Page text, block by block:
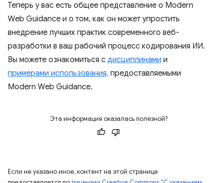
Теперь у вас есть общее представление о Modern
Web Guidance и о том, как он может упростить
внедрение лучших практик современного веб-
разработки в ваш рабочий процесс кодирования ИИ.
Вы можете ознакомиться с дисциплинами и
примерами использования, предоставляемыми
Modern Web Guidance.
Эта информация оказалась полезной?
Если не указано иное, контент на этой странице